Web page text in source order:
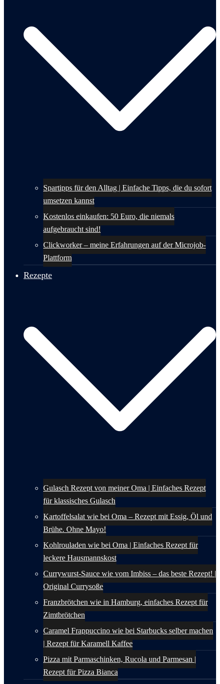
Spartipps für den Alltag | Einfache Tipps, die du sofort
umsetzen kannst
Kostenlos einkaufen: 50 Euro, die niemals
aufgebraucht sind!
Clickworker – meine Erfahrungen auf der Microjob-
Plattform
Rezepte
Gulasch Rezept von meiner Oma | Einfaches Rezept
für klassisches Gulasch
Kartoffelsalat wie bei Oma – Rezept mit Essig, Öl und
Brühe. Ohne Mayo!
Kohlrouladen wie bei Oma | Einfaches Rezept für
leckere Hausmannskost
Currywurst-Sauce wie vom Imbiss – das beste Rezept! |
Original Currysoße
Franzbrötchen wie in Hamburg, einfaches Rezept für
Zimtbrötchen
Caramel Frappuccino wie bei Starbucks selber machen
| Rezept für Karamell Kaffee
Pizza mit Parmaschinken, Rucola und Parmesan |
Rezept für Pizza Bianca